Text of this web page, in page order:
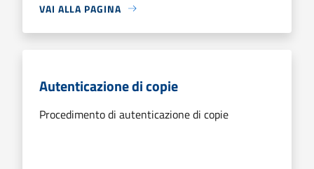
VAI ALLA PAGINA
Autenticazione di copie
Procedimento di autenticazione di copie